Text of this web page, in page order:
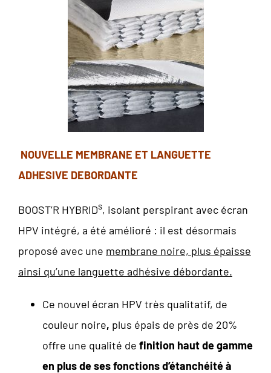
NOUVELLE MEMBRANE ET LANGUETTE
ADHESIVE DEBORDANTE
BOOST’R HYBRIDs, isolant perspirant avec écran
HPV intégré, a été amélioré : il est désormais
proposé avec une membrane noire, plus épaisse
ainsi qu’une languette adhésive débordante.
Ce nouvel écran HPV très qualitatif, de
couleur noire, plus épais de près de 20%
offre une qualité de finition haut de gamme
en plus de ses fonctions d’étanchéité à